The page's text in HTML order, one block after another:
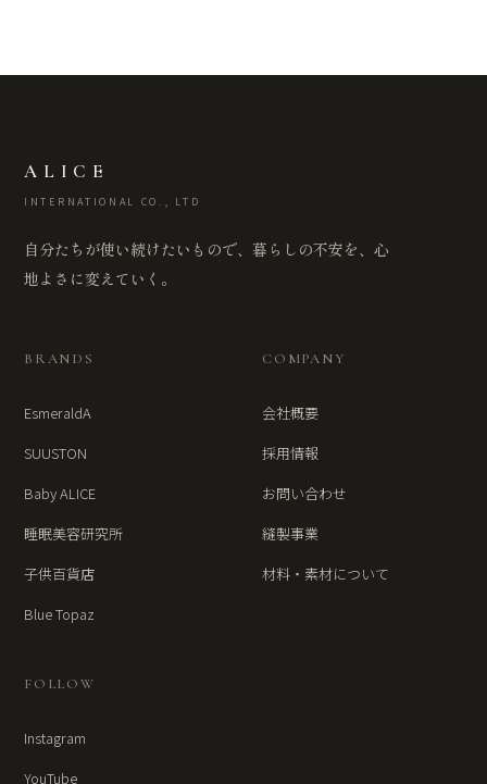
ALICE
INTERNATIONAL CO., LTD
自分たちが使い続けたいもので、暮らしの不安を、心
地よさに変えていく。
BRANDS
EsmeraldA
SUUSTON
Baby ALICE
睡眠美容研究所
子供百貨店
Blue Topaz
COMPANY
会社概要
採用情報
お問い合わせ
縫製事業
材料・素材について
FOLLOW
Instagram
YouTube